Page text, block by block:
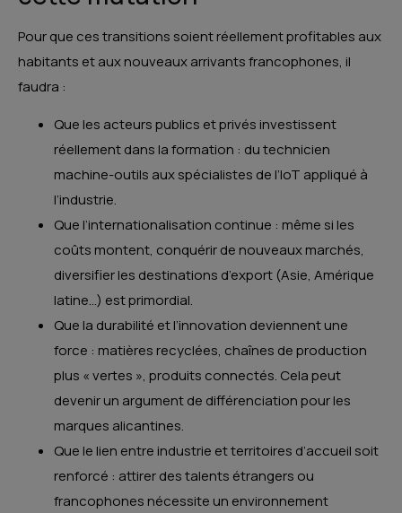
Pour que ces transitions soient réellement profitables aux
habitants et aux nouveaux arrivants francophones, il
faudra :
Que les acteurs publics et privés investissent
réellement dans la formation : du technicien
machine-outils aux spécialistes de l’IoT appliqué à
l’industrie.
Que l’internationalisation continue : même si les
coûts montent, conquérir de nouveaux marchés,
diversifier les destinations d’export (Asie, Amérique
latine…) est primordial.
Que la durabilité et l’innovation deviennent une
force : matières recyclées, chaînes de production
plus « vertes », produits connectés. Cela peut
devenir un argument de différenciation pour les
marques alicantines.
Que le lien entre industrie et territoires d’accueil soit
renforcé : attirer des talents étrangers ou
francophones nécessite un environnement